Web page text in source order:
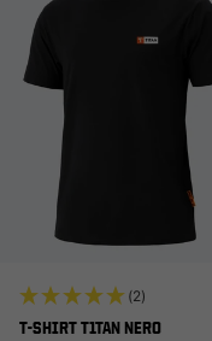
(2)
T-SHIRT T1TAN NERO